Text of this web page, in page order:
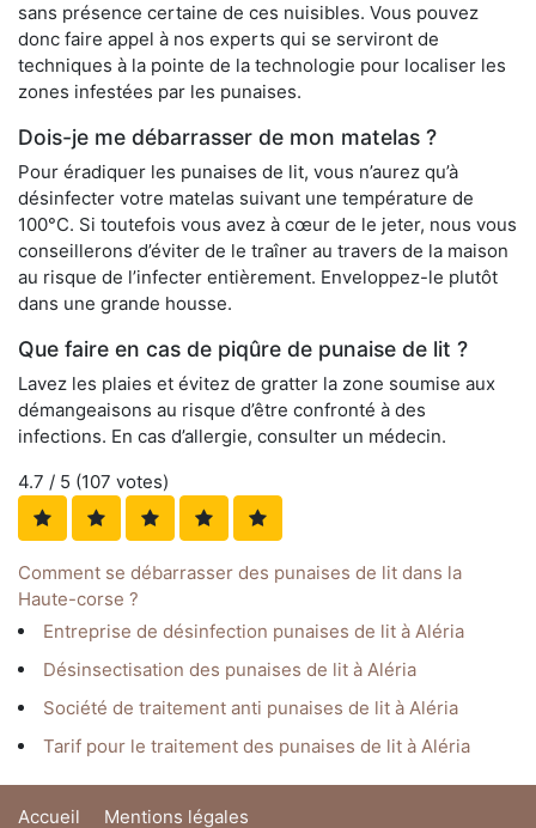
sans présence certaine de ces nuisibles. Vous pouvez
donc faire appel à nos experts qui se serviront de
techniques à la pointe de la technologie pour localiser les
zones infestées par les punaises.
Dois-je me débarrasser de mon matelas ?
Pour éradiquer les punaises de lit, vous n’aurez qu’à
désinfecter votre matelas suivant une température de
100°C. Si toutefois vous avez à cœur de le jeter, nous vous
conseillerons d’éviter de le traîner au travers de la maison
au risque de l’infecter entièrement. Enveloppez-le plutôt
dans une grande housse.
Que faire en cas de piqûre de punaise de lit ?
Lavez les plaies et évitez de gratter la zone soumise aux
démangeaisons au risque d’être confronté à des
infections. En cas d’allergie, consulter un médecin.
4.7 / 5 (107 votes)
Comment se débarrasser des punaises de lit dans la
Haute-corse ?
Entreprise de désinfection punaises de lit à Aléria
Désinsectisation des punaises de lit à Aléria
Société de traitement anti punaises de lit à Aléria
Tarif pour le traitement des punaises de lit à Aléria
Accueil Mentions légales